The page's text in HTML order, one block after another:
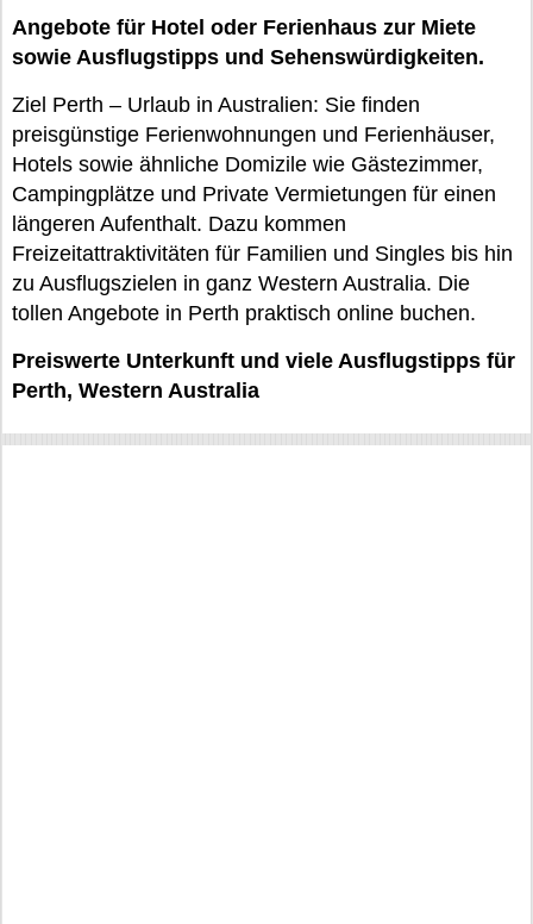
Angebote für Hotel oder Ferienhaus zur Miete
sowie Ausflugstipps und Sehenswürdigkeiten.
Ziel Perth – Urlaub in Australien: Sie finden
preisgünstige Ferienwohnungen und Ferienhäuser,
Hotels sowie ähnliche Domizile wie Gästezimmer,
Campingplätze und Private Vermietungen für einen
längeren Aufenthalt. Dazu kommen
Freizeitattraktivitäten für Familien und Singles bis hin
zu Ausflugszielen in ganz Western Australia. Die
tollen Angebote in Perth praktisch online buchen.
Preiswerte Unterkunft und viele Ausflugstipps für
Perth, Western Australia